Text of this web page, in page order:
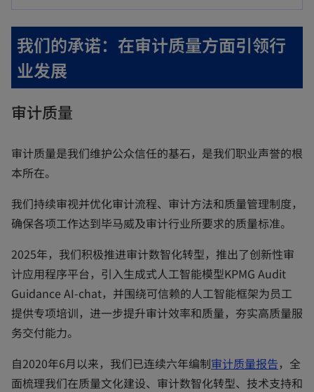
我们的承诺：在审计质量方面引领行
业发展
审计质量
审计质量是我们维护公众信任的基石，是我们职业声誉的根
本所在。
我们持续审视并优化审计流程、审计方法和质量管理制度，
确保各项工作达到毕马威及审计行业所要求的质量标准。
2025年，我们积极推进审计数智化转型，推出了创新性审
计应用程序平台，引入生成式人工智能模型KPMG Audit
Guidance AI-chat，并围绕可信赖的人工智能框架为员工
提供专项培训，进一步提升审计效率和质量，夯实高质量服
务交付能力。
自2020年6月以来，我们已连续六年编制审计质量报告o
p
，全
面梳理我们在质量文化建设、审计数智化转型、技术支持和